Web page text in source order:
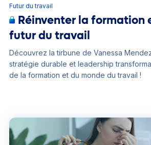
Futur du travail
Réinventer la formation
futur du travail
Découvrez la tirbune de Vanessa
stratégie durable et leadership
de la formation et du monde du travail !